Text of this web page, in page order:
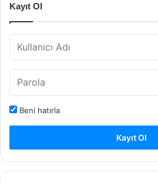
Kayıt Ol
Beni hatırla
Kayıt Ol